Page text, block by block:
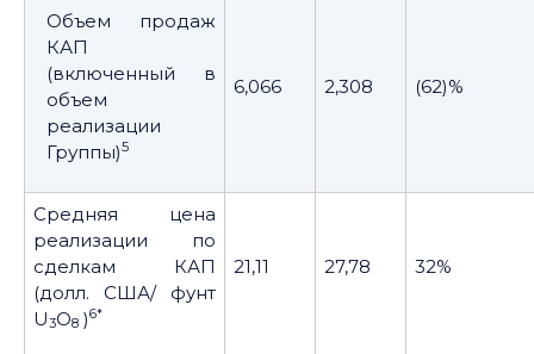
Объем продаж
КАП
(включенный в
объем
реализации
Группы)5
6,066 2,308 (62)%
Средняя цена
реализации по
сделкам КАП
(долл. США/ фунт
U3O8 )6*
21,11 27,78 32%